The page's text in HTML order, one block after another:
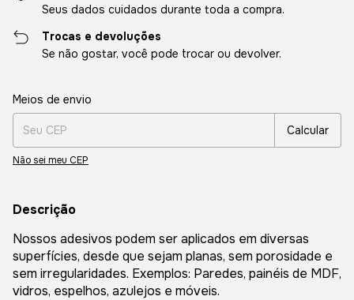
Seus dados cuidados durante toda a compra.
Trocas e devoluções
Se não gostar, você pode trocar ou devolver.
Entregas para o CEP:
Meios de envio
Calcular
Não sei meu CEP
Descrição
Nossos adesivos podem ser aplicados em diversas
superfícies, desde que sejam planas, sem porosidade e
sem irregularidades. Exemplos: Paredes, painéis de MDF,
vidros, espelhos, azulejos e móveis.